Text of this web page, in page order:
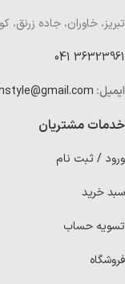
تبریز، خاوران، جاده زرنق،
36323961 041
ایمیل:
خدمات مشتریان
ورود / ثبت نام
سبد خرید
تسویه حساب
فروشگاه